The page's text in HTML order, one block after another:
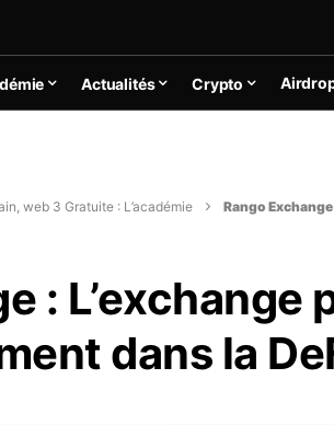
Actualités Crypto
web 3 Gratuite : L’académie
Rango
: L’exchange
dans la